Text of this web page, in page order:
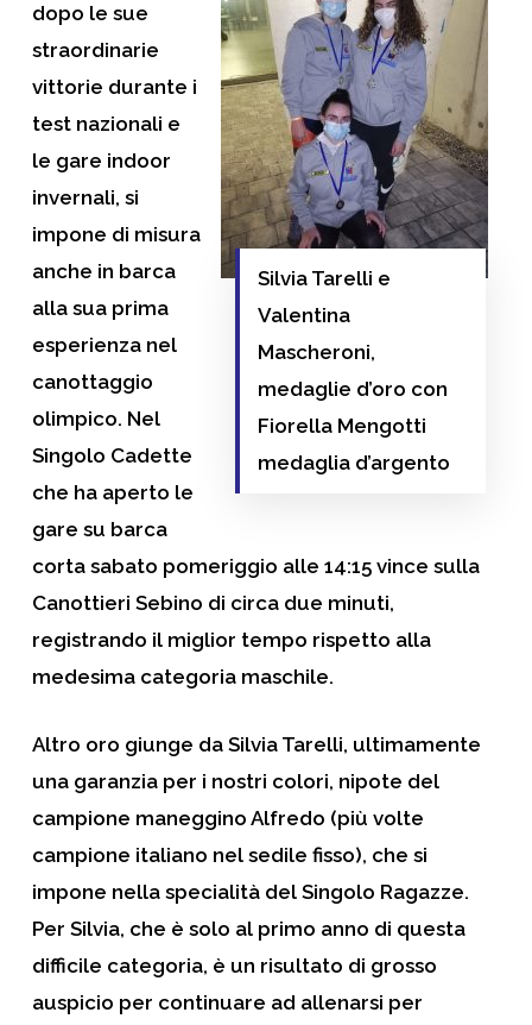
Silvia Tarelli e
Valentina
Mascheroni,
medaglie d’oro con
Fiorella Mengotti
medaglia d’argento
dopo le sue
straordinarie
vittorie durante i
test nazionali e
le gare indoor
invernali, si
impone di misura
anche in barca
alla sua prima
esperienza nel
canottaggio
olimpico. Nel
Singolo Cadette
che ha aperto le
gare su barca
corta sabato pomeriggio alle 14:15 vince sulla
Canottieri Sebino di circa due minuti,
registrando il miglior tempo rispetto alla
medesima categoria maschile.
Altro oro giunge da Silvia Tarelli, ultimamente
una garanzia per i nostri colori, nipote del
campione maneggino Alfredo (più volte
campione italiano nel sedile fisso), che si
impone nella specialità del Singolo Ragazze.
Per Silvia, che è solo al primo anno di questa
difficile categoria, è un risultato di grosso
auspicio per continuare ad allenarsi per